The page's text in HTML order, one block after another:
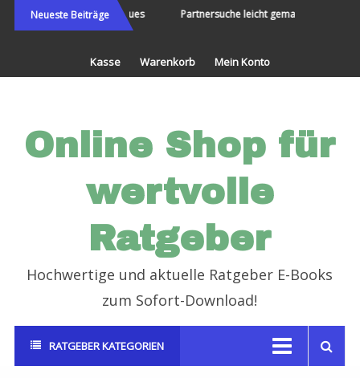
Direkt
zum
Neueste Beiträge
Welt bereisen und Neues Partnersuche leicht gemacht
Kasse Warenkorb Mein Konto
Online Shop für
wertvolle
Ratgeber
Hochwertige und aktuelle Ratgeber E-Books
zum Sofort-Download!
RATGEBER KATEGORIEN